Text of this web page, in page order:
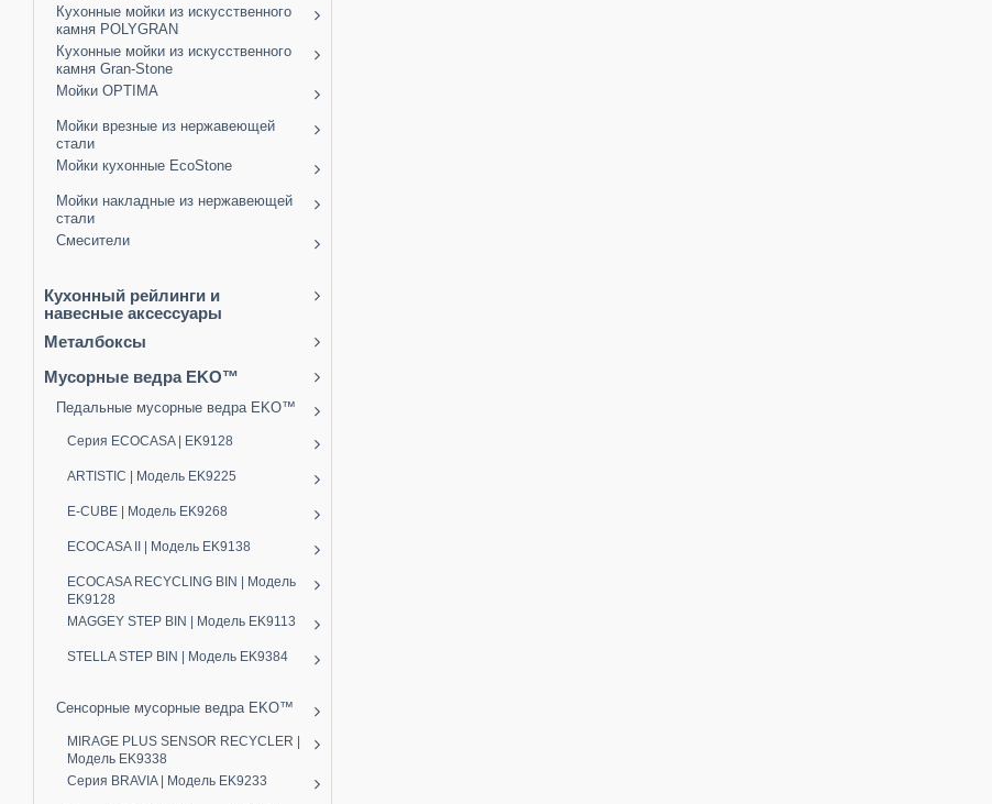
Кухонные мойки из искусственного
камня POLYGRAN
Кухонные мойки из искусственного
камня Gran-Stone
Мойки OPTIMA
Мойки врезные из нержавеющей
стали
Мойки кухонные EcoStone
Мойки накладные из нержавеющей
стали
Смесители
Кухонный рейлинги и
навесные аксессуары
Металбоксы
Мусорные ведра EKO™
Педальные мусорные ведра EKO™
Серия ECOCASA | EK9128
ARTISTIC | Модель EK9225
E-CUBE | Модель EK9268
ECOCASA II | Модель EK9138
ECOCASA RECYCLING BIN | Модель
EK9128
MAGGEY STEP BIN | Модель EK9113
STELLA STEP BIN | Модель EK9384
Сенсорные мусорные ведра EKO™
MIRAGE PLUS SENSOR RECYCLER |
Модель EK9338
Серия BRAVIA | Модель EK9233